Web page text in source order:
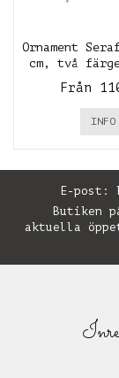
Ornament
cm, två
Från
INFO
E-post:
Butiken
aktuella